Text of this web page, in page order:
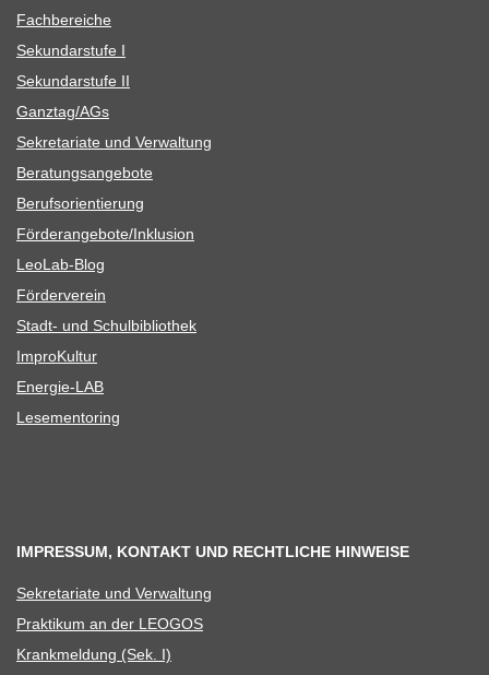
Fach­be­rei­che
Sekun­dar­stufe I
Sekun­dar­stufe II
Ganztag/​​AGs
Sekre­ta­riate und Verwaltung
Bera­tungs­an­ge­bote
Berufs­ori­en­tie­rung
Förderangebote/​​Inklusion
Leo­Lab-Blog
För­der­ver­ein
Stadt- und Schulbibliothek
Impro­Kul­tur
Ener­­gie-LAB
Lese­men­to­ring
IMPRESSUM, KONTAKT UND RECHTLICHE HINWEISE
Sekre­ta­riate und Verwaltung
Prak­ti­kum an der LEOGOS
Krank­mel­dung (Sek. I)